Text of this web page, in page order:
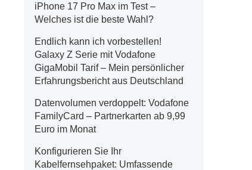
iPhone 17 Pro Max im Test –
Welches ist die beste Wahl?
Endlich kann ich vorbestellen!
Galaxy Z Serie mit Vodafone
GigaMobil Tarif – Mein persönlicher
Erfahrungsbericht aus Deutschland
Datenvolumen verdoppelt: Vodafone
FamilyCard – Partnerkarten ab 9,99
Euro im Monat
Konfigurieren Sie Ihr
Kabelfernsehpaket: Umfassende